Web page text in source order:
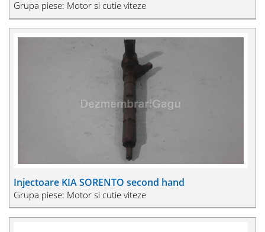
Grupa piese: Motor si cutie viteze
Injectoare KIA SORENTO second hand
Grupa piese: Motor si cutie viteze